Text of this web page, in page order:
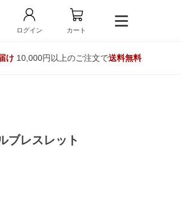
ログイン カート
け10,000円以上のご注文で送料無料
ブレスレット